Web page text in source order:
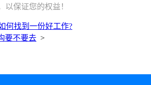
以保证您的权益！
何找到一份好工作?
要不要去 >